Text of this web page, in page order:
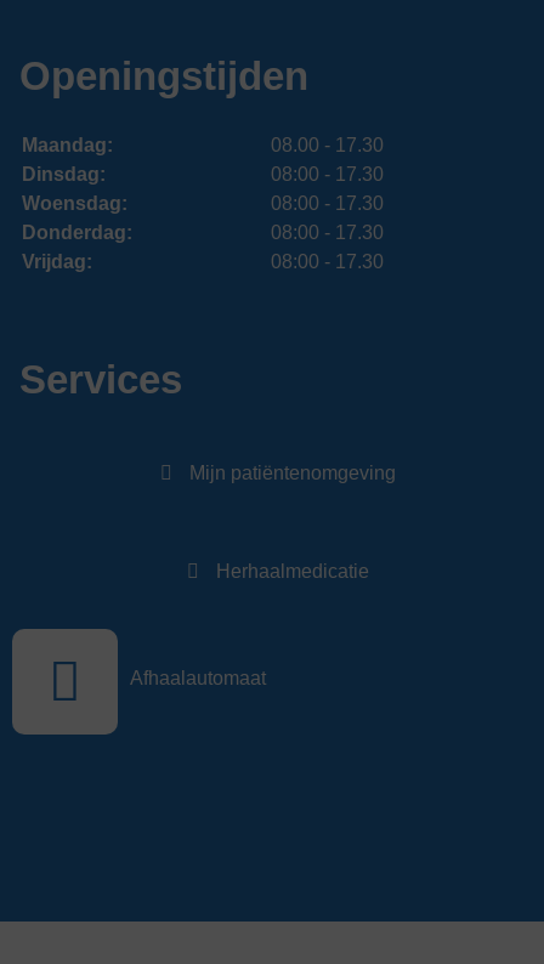
Openingstijden
Maandag:
08.00 - 17.30
Dinsdag:
08:00 - 17.30
Woensdag:
08:00 - 17.30
Donderdag:
08:00 - 17.30
Vrijdag:
08:00 - 17.30
Services
Mijn patiëntenomgeving
Herhaalmedicatie
Afhaalautomaat